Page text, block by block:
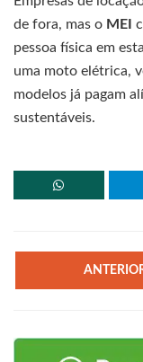
de fora, mas o MEI
pessoa física em
uma moto elétrica,
modelos já pagam
sustentáveis.